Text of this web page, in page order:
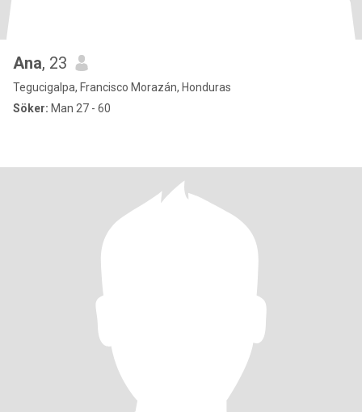
Ana, 23
Tegucigalpa, Francisco Morazán, Honduras
Söker: Man 27 - 60